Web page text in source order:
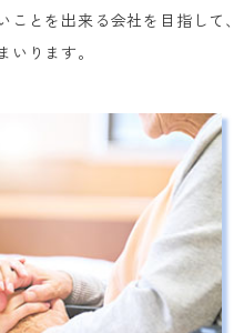
とを出来る会社を目指して、
いります。